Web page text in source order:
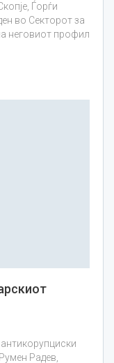
Ѓорѓи
во Секторот за
неговиот профил
Радев,